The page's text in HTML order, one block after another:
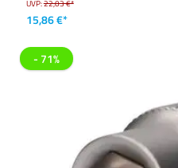
UVP:22,03 €*
15,86 €*
- 71%